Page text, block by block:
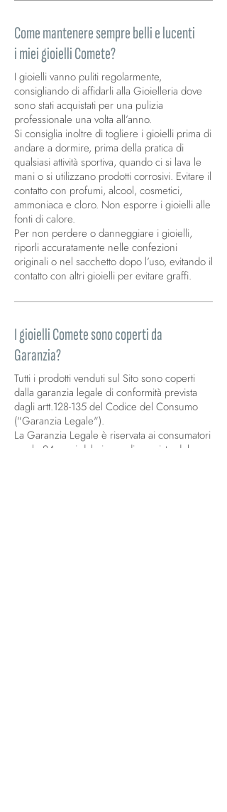
Come mantenere sempre belli e lucenti
i miei gioielli Comete?
I gioielli vanno puliti regolarmente,
consigliando di affidarli alla Gioielleria dove
sono stati acquistati per una pulizia
professionale una volta all’anno.
Si consiglia inoltre di togliere i gioielli prima di
andare a dormire, prima della pratica di
qualsiasi attività sportiva, quando ci si lava le
mani o si utilizzano prodotti corrosivi. Evitare il
contatto con profumi, alcool, cosmetici,
ammoniaca e cloro. Non esporre i gioielli alle
fonti di calore.
Per non perdere o danneggiare i gioielli,
riporli accuratamente nelle confezioni
originali o nel sacchetto dopo l’uso, evitando il
contatto con altri gioielli per evitare graffi.
I gioielli Comete sono coperti da
Garanzia?
Tutti i prodotti venduti sul Sito sono coperti
dalla garanzia legale di conformità prevista
dagli artt.128-135 del Codice del Consumo
("Garanzia Legale").
La Garanzia Legale è riservata ai consumatori
e vale 24 mesi dal giorno di acquisto del